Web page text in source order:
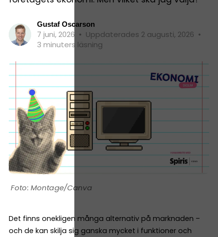
Gustaf Oscarson
7 juni, 2026 • Uppdaterades 2 augusti, 2026 •
3 minuters läsning
Montage/Canva
Det finns onekligen många alternativ på marknaden –
och de kan skilja sig ganska mycket i funktioner och